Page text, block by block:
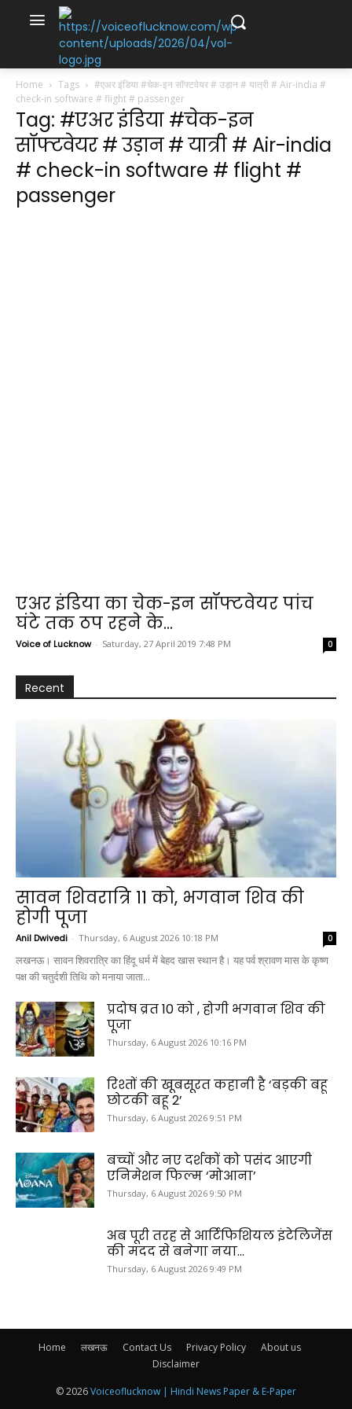
Home Tags
#एअर इंडिया #चेक-इन सॉफ्टवेयर # उड़ान # यात्री # Air-india #
check-in software # flight # passenger
Tag: #एअर इंडिया #चेक-इन
सॉफ्टवेयर # उड़ान # यात्री # Air-india
# check-in software # flight #
passenger
एअर इंडिया का चेक-इन सॉफ्टवेयर पांच
घंटे तक ठप रहने के...
Voice of Lucknow - Saturday, 27 April 2019 7:48 PM 0
Recent
सावन शिवरात्रि 11 को, भगवान शिव की
होगी पूजा
Anil Dwivedi - Thursday, 6 August 2026 10:18 PM 0
लखनऊ। सावन शिवरात्रि का हिंदू धर्म में बेहद खास स्थान है। यह पर्व श्रावण मास के कृष्ण
पक्ष की चतुर्दशी तिथि को मनाया जाता...
प्रदोष व्रत 10 को , होगी भगवान शिव की
पूजा
Thursday, 6 August 2026 10:16 PM
रिश्तों की खूबसूरत कहानी है ‘बड़की बहू
छोटकी बहू 2’
Thursday, 6 August 2026 9:51 PM
बच्चों और नए दर्शकों को पसंद आएगी
एनिमेशन फिल्म ‘मोआना’
Thursday, 6 August 2026 9:50 PM
अब पूरी तरह से आर्टिफिशियल इंटेलिजेंस
की मदद से बनेगा नया...
Thursday, 6 August 2026 9:49 PM
Home लखनऊ Contact Us Privacy Policy
About us
Disclaimer
© 2026Voiceoflucknow | Hindi News Paper & E-Paper